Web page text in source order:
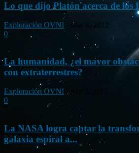
Lo que dijo Platón acerca de los
Exploración OVNI - Mar 4, 2012
0
La humanidad, ¿el mayor
con extraterrestres?
Exploración OVNI -
0
La NASA logra captar la
galaxia espiral a...